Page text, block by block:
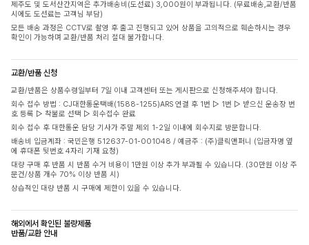
제주도 및 도서산간지역은 추가배송비(도선료) 3,000원이 부과됩니다. (무료배송,교환/반품
시에도 도선료는 고객님 부담)
모든 배송 과정은 CCTV로 촬영 후 출고 진행되고 있어 상품을 고의적으로 훼손하시는 경우
확인이 가능하며 교환/반품 처리 절대 불가합니다.
교환/반품 신청
교환/반품은 상품수령일부터 7일 이내 고객센터 또는 게시판으로 신청해주셔야 합니다.
회수 접수 방법 : CJ대한통운택배(1588-1255)ARS 연결 후 1번 ▷ 1번 ▷ 받으신 운송장 번
호 등록 ▷ 착불로 선택 ▷ 회수접수 완료
회수 접수 후 대한통운 담당 기사가 주말 제외 1-2일 이내에 회수지로 방문합니다.
배송비 입금계좌 : 국민은행 512637-01-001048 / 예금주 : (주)클릭앤퍼니 (입금자명 옆
에 휴대폰 뒷번호 4자리 기재 요청)
대량 구매 후 반품 시 반품 수거 비용이 1만원 이상 추가 부과될 수 있습니다. (30만원 이상 주
문건/상품 개수 70% 이상 반품 시)
상습적인 대량 반품 시 구매에 제한이 있을 수 있습니다.
해외에서 확인된 불량제품
반품/교환 안내